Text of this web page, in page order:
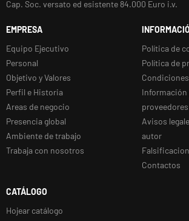
Cap. Soc. versato ed esistente 84.000 Euro i.v.
EMPRESA
Equipo Ejecutivo
Personal
Objetivo y Valores
Perfil e Historia
Areas de negocio
Presencia global
Ambiente de trabajo
Trabaja con nosotros
Política de
Política de
Información
proveedores
Avisos
autor
Contactos
CATÁLOGO
Hojear catálogo